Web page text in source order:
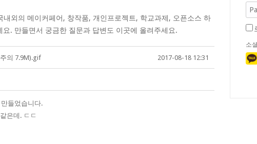
외의 메이커페어, 창작품, 개인프로젝트, 학교과제, 오픈소스 하
. 만들면서 궁금한 질문과 답변도 이곳에 올려주세요.
의 7.9M).gif 2017-08-18 12:31
들었습니다.
은데. ㄷㄷ
소